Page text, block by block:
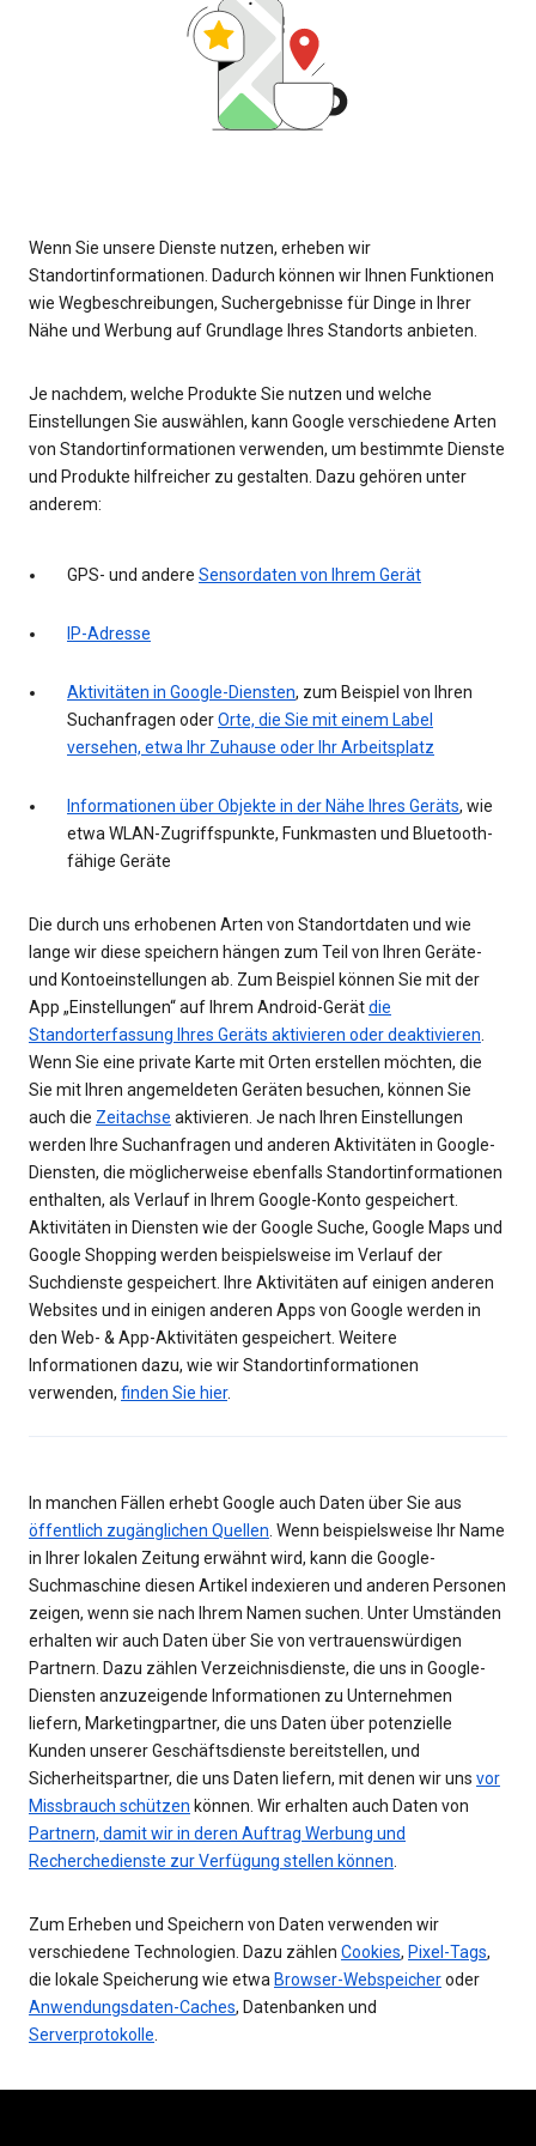
Wenn Sie unsere Dienste nutzen, erheben wir
Standortinformationen. Dadurch können wir Ihnen Funktionen
wie Wegbeschreibungen, Suchergebnisse für Dinge in Ihrer
Nähe und Werbung auf Grundlage Ihres Standorts anbieten.
Je nachdem, welche Produkte Sie nutzen und welche
Einstellungen Sie auswählen, kann Google verschiedene Arten
von Standortinformationen verwenden, um bestimmte Dienste
und Produkte hilfreicher zu gestalten. Dazu gehören unter
anderem:
GPS- und andere Sensordaten von Ihrem Gerät
IP-Adresse
Aktivitäten in Google-Diensten, zum Beispiel von Ihren
Suchanfragen oderOrte, die Sie mit einem Label
versehen, etwa Ihr Zuhause oder Ihr Arbeitsplatz
Informationen über Objekte in der Nähe Ihres Geräts, wie
etwa WLAN-Zugriffspunkte, Funkmasten und Bluetooth-
fähige Geräte
Die durch uns erhobenen Arten von Standortdaten und wie
lange wir diese speichern hängen zum Teil von Ihren Geräte-
und Kontoeinstellungen ab. Zum Beispiel können Sie mit der
App „Einstellungen“ auf Ihrem Android-Gerätdie
Standorterfassung Ihres Geräts aktivieren oder deaktivieren
Wenn Sie eine private Karte mit Orten erstellen möchten, die
Sie mit Ihren angemeldeten Geräten besuchen, können Sie
auch die Zeitachse aktivieren. Je nach Ihren Einstellungen
werden Ihre Suchanfragen und anderen Aktivitäten in Google-
Diensten, die möglicherweise ebenfalls Standortinformationen
enthalten, als Verlauf in Ihrem Google-Konto gespeichert.
Aktivitäten in Diensten wie der Google Suche, Google Maps und
Google Shopping werden beispielsweise im Verlauf der
Suchdienste gespeichert. Ihre Aktivitäten auf einigen anderen
Websites und in einigen anderen Apps von Google werden in
den Web- & App-Aktivitäten gespeichert. Weitere
Informationen dazu, wie wir Standortinformationen
verwenden, finden Sie hier.
In manchen Fällen erhebt Google auch Daten über Sie aus
öffentlich zugänglichen Quellen . Wenn beispielsweise Ihr Name
in Ihrer lokalen Zeitung erwähnt wird, kann die Google-
Suchmaschine diesen Artikel indexieren und anderen Personen
zeigen, wenn sie nach Ihrem Namen suchen. Unter Umständen
erhalten wir auch Daten über Sie von vertrauenswürdigen
Partnern. Dazu zählen Verzeichnisdienste, die uns in Google-
Diensten anzuzeigende Informationen zu Unternehmen
liefern, Marketingpartner, die uns Daten über potenzielle
Kunden unserer Geschäftsdienste bereitstellen, und
Sicherheitspartner, die uns Daten liefern, mit denen wir uns vor
Missbrauch schützen können. Wir erhalten auch Daten von
Partnern, damit wir in deren Auftrag Werbung und
Recherchedienste zur Verfügung stellen können
Zum Erheben und Speichern von Daten verwenden wir
verschiedene Technologien. Dazu zählen Cookies, Pixel-Tags,
die lokale Speicherung wie etwa Browser-Webspeicheroder
Anwendungsdaten-Caches, Datenbanken und
Serverprotokolle